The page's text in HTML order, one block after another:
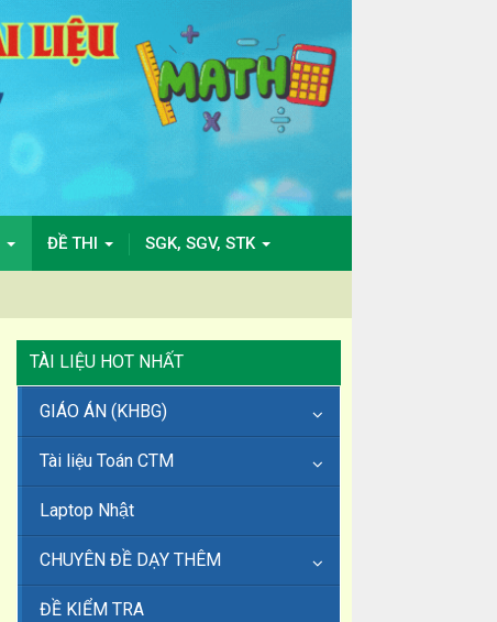
ĐỀ THI SGK, SGV, STK
TÀI LIỆU HOT NHẤT
GIÁO ÁN (KHBG)
Tài liệu Toán CTM
Laptop Nhật
CHUYÊN ĐỀ DẠY THÊM
ĐỀ KIỂM TRA